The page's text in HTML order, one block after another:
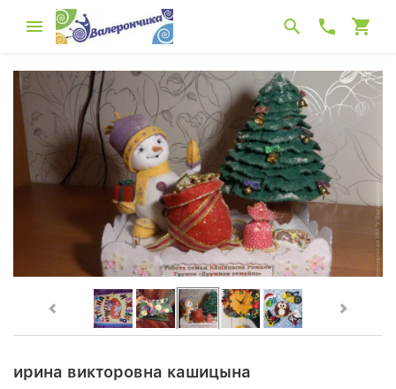
ирина викторовна кашицына